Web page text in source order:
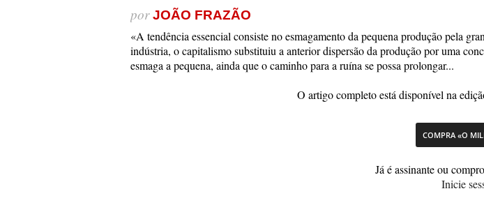
porJOÃO FRAZÃO
«A tendência essencial consiste no esmagamento da pequena produção pela
indústria, o capitalismo substituiu a anterior dispersão da produção por uma
esmaga a pequena, ainda que o caminho para a ruína se possa prolongar...
O artigo completo está disponível na
COMPRA «O
Já é assinante ou
Inicie